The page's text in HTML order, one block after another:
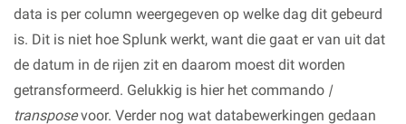
data is per column weergegeven op welke dag dit gebeurd
is. Dit is niet hoe Splunk werkt, want die gaat er van uit dat
de datum in de rijen zit en daarom moest dit worden
getransformeerd. Gelukkig is hier het commando |
transposevoor. Verder nog wat databewerkingen gedaan